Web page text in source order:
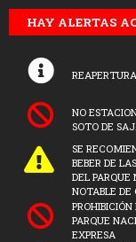
HAY ALERTAS
NO
SOTO DE
SE
BEBER DE
DEL
NOTABLE DE
PARQUE
EXPRESA